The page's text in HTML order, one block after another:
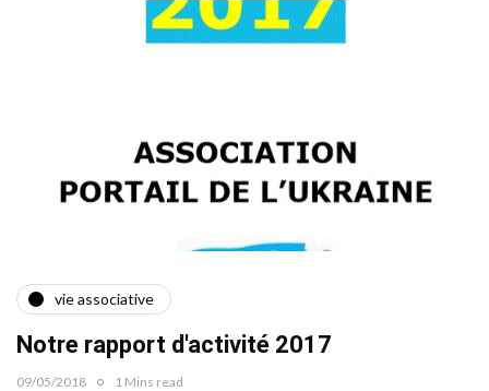
vie associative
Notre rapport d'activité 2017
09/05/2018 1 Mins read